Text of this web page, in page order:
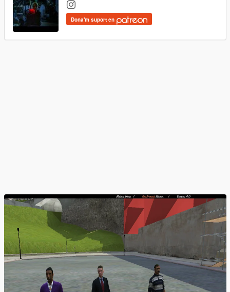
Dona'm suport en